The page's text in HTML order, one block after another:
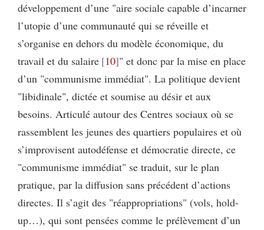
développement d’une "aire sociale capable d’incarner
l’utopie d’une communauté qui se réveille et
s’organise en dehors du modèle économique, du
travail et du salaire 10 " et donc par la mise en place
d’un "communisme immédiat". La politique devient
"libidinale", dictée et soumise au désir et aux
besoins. Articulé autour des Centres sociaux où se
rassemblent les jeunes des quartiers populaires et où
s’improvisent autodéfense et démocratie directe, ce
"communisme immédiat" se traduit, sur le plan
pratique, par la diffusion sans précédent d’actions
directes. Il s’agit des "réappropriations" (vols, hold-
up…), qui sont pensées comme le prélèvement d’un